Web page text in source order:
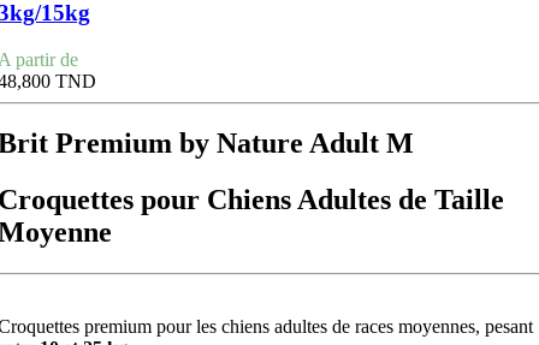
15kg
partir de
TND
Premium by Nature Adult M
pour Chiens Adultes de Taille
premium pour les chiens adultes de races moyennes, pesant